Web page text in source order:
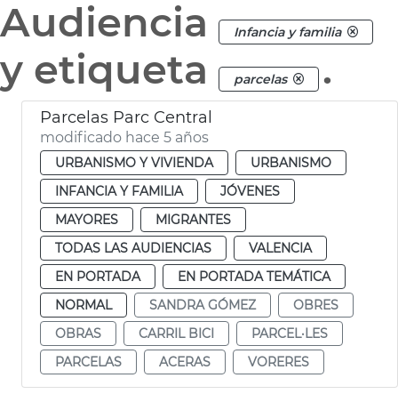
Audiencia
Infancia y familia
y etiqueta parcelas .
Parcelas Parc Central
modificado hace 5 años
URBANISMO Y VIVIENDA
URBANISMO
INFANCIA Y FAMILIA
JÓVENES
MAYORES
MIGRANTES
TODAS LAS AUDIENCIAS
VALENCIA
EN PORTADA
EN PORTADA TEMÁTICA
NORMAL
SANDRA GÓMEZ
OBRES
OBRAS
CARRIL BICI
PARCEL·LES
PARCELAS
ACERAS VORERES